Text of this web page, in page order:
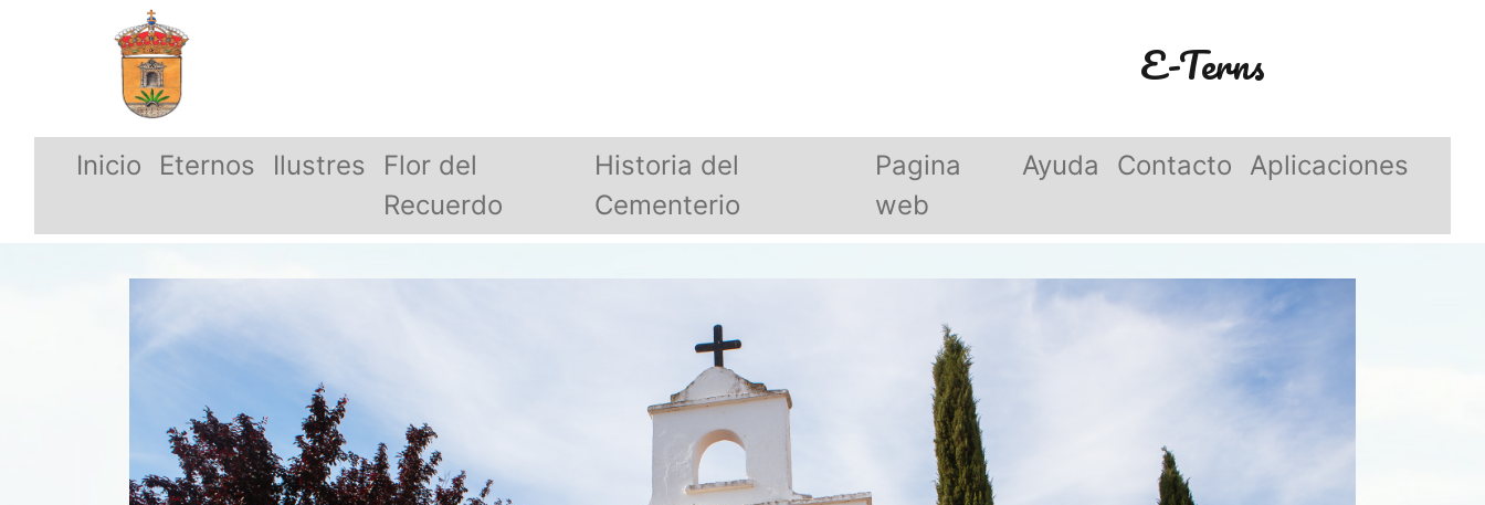
E-Terns
Inicio Eternos Ilustres
Flor del
Recuerdo
Historia del
Cementerio
Pagina
web
Ayuda Contacto Aplicaciones